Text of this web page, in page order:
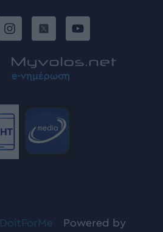
DoitForMe Powered by